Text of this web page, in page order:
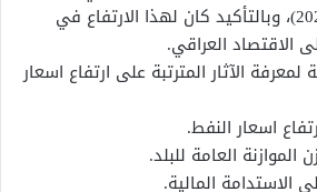
الموازنة العامة لعام 2021)، وبالتأكيد كان لهذا الارتفاع في
الاقتصاد العراقي.
الآثار المترتبة على ارتفاع اسعار
اسعار النفط.
العامة للبلد.
الاستدامة المالية.